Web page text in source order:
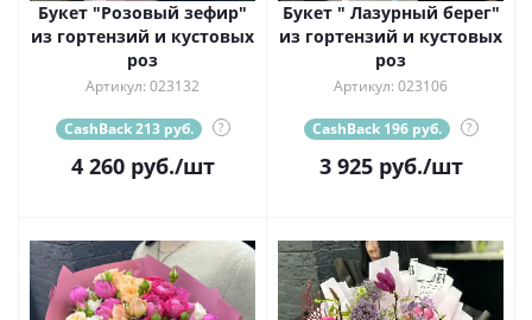
Букет "Розовый зефир"
из гортензий и кустовых
роз
Артикул: 023132
CashBack 213 руб. ?
4 260руб./шт
Букет " Лазурный берег"
из гортензий и кустовых
роз
Артикул: 023106
CashBack 196 руб. ?
3 925руб./шт